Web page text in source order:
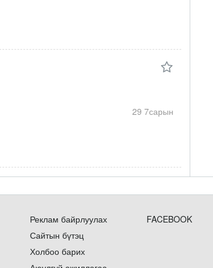
29 7сарын
Реклам байрлуулах
Сайтын бүтэц
Холбоо барих
FACEBOOK